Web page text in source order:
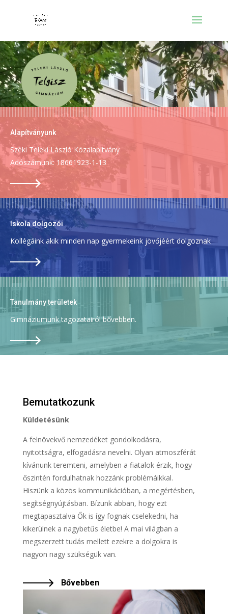
Alapítványunk
Széki Teleki László Közalapítvány
Adószámunk: 18661923-1-13
Iskola dolgozói
Kollégáink akik minden nap gyermekeink jövőjéért dolgoznak
Tanulmány területek
Gimnáziumunk tagozatairól bővebben.
Bemutatkozunk
Küldetésünk
A felnövekvő nemzedéket gondolkodásra,
nyitottságra, elfogadásra nevelni. Olyan atmoszférát
kívánunk teremteni, amelyben a fiatalok érzik, hogy
őszintén fordulhatnak hozzánk problémáikkal.
Hiszünk a közös kommunikációban, a megértésben,
segítségnyújtásban. Bízunk abban, hogy ezt
megtapasztalva Ők is így fognak cselekedni, ha
kikerülnek a nagybetűs életbe! A mai világban a
megszerzett tudás mellett ezekre a dolgokra is
nagyon nagy szükségük van.
Bővebben